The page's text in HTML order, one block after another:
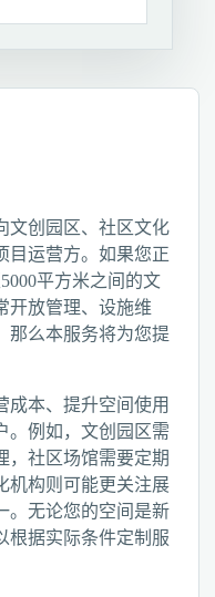
文创园区、社区文化
目运营方。如果您正
平方米之间的文
开放管理、设施维
那么本服务将为您提
成本、提升空间使用
。例如，文创园区需
，社区场馆需要定期
机构则可能更关注展
。无论您的空间是新
根据实际条件定制服